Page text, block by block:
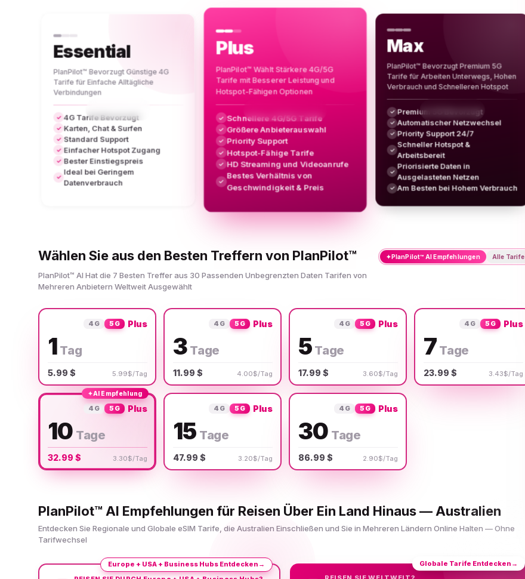
Essential
PlanPilot™ Bevorzugt Günstige 4G
Tarife für Einfache Alltägliche
Verbindungen
✓ 4G Tarife Bevorzugt
✓ Karten, Chat & Surfen
✓ Standard Support
✓ Einfacher Hotspot Zugang
✓ Bester Einstiegspreis
✓
Ideal bei Geringem
Datenverbrauch
Plus
PlanPilot™ Wählt Stärkere 4G/5G
Tarife mit Besserer Leistung und
Hotspot-Fähigen Optionen
✓ Schnellere 4G/5G Tarife
✓ Größere Anbieterauswahl
✓ Priority Support
✓ Hotspot-Fähige Tarife
✓ HD Streaming und Videoanrufe
✓
Bestes Verhältnis von
Geschwindigkeit & Preis
Max
PlanPilot™ Bevorzugt Premium 5G
Tarife für Arbeiten Unterwegs, Hohen
Verbrauch und Schnelleren Hotspot
✓ Premium 5G Bevorzugt
✓ Automatischer Netzwechsel
✓ Priority Support 24/7
✓
Schneller Hotspot &
Arbeitsbereit
✓
Priorisierte Daten in
Ausgelasteten Netzen
✓ Am Besten bei Hohem Verbrauch
Wählen Sie aus den Besten Treffern von PlanPilot™
PlanPilot™ AI Hat die 7 Besten Treffer aus 30 Passenden Unbegrenzten Daten Tarifen von
Mehreren Anbietern Weltweit Ausgewählt
✦PlanPilot™ AI Empfehlungen Alle Tarife
4G 5G Plus
1 Tag
5.99 $ 5.99$/Tag
4G 5G Plus
3 Tage
11.99 $ 4.00$/Tag
4G 5G Plus
5 Tage
17.99 $ 3.60$/Tag
4G 5G Plus
7 Tage
23.99 $ 3.43$/Tag
✦AI Empfehlung
4G 5G Plus
10 Tage
32.99 $ 3.30$/Tag
4G 5G Plus
15 Tage
47.99 $ 3.20$/Tag
4G 5G Plus
30 Tage
86.99 $ 2.90$/Tag
PlanPilot™ AI Empfehlungen für Reisen Über Ein Land Hinaus — Australien
Entdecken Sie Regionale und Globale eSIM Tarife, die Australien Einschließen und Sie in Mehreren Ländern Online Halten — Ohne
Tarifwechsel
Europe + USA + Business Hubs Entdecken →
Globale Tarife Entdecken →